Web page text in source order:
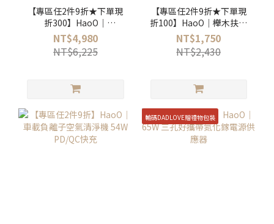
【專區任2件9折★下單現
折300】HaoO｜
EasyCAMP 快速三角帳
NT$4,980
NT$6,225
【專區任2件9折★下單現
折100】HaoO｜櫸木扶手
海狗椅
NT$1,750
NT$2,430
輸碼DADLOVE贈禮物包裝